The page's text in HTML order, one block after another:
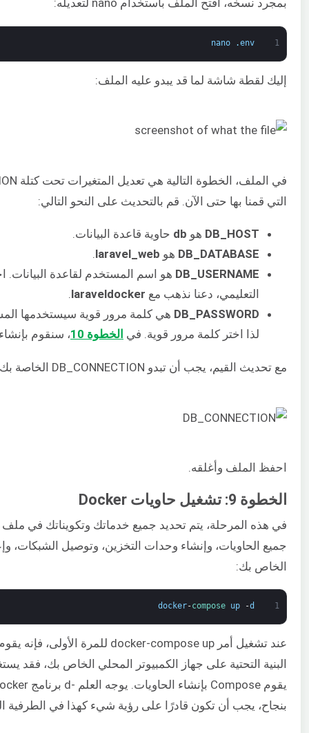
بمجرد نسخه، افتح الملف باستخدام nano لتعديله:
1
nano .env
إليك لقطة شاشة لما قد يبدو عليه الملف:
التي قمنا بها حتى الآن. قم بالتحديث على النحو التالي:
DB_HOST هو db حاوية قاعدة البيانات.
DB_DATABASE هو laravel_web
DB_USERNAME هو اسم المستخدم لقاعدة البيانات.
التعليمي، دعنا نذهب مع laraveldocker
DB_PASSWORD هي كلمة مرور قوية سيستخدمها
لذا اختر كلمة مرور قوية. في الخطوة 10 ، سنقوم
مع تحديث القيم، يجب أن تبدو DB_CONNECTION الخاصة بك الآن كما يلي:
احفظ الملف وأغلقه.
الخطوة 9: تشغيل حاويات Docker
جميع الحاويات، وإنشاء وحدات التخزين، وتوصيل الشبكات،
الخاص بك:
1
docker-compose up -d
البنية التحتية على جهاز الكمبيوتر المحلي الخاص بك، فقد
بنجاح، يجب أن تكون قادرًا على رؤية شيء كهذا في الطرفية